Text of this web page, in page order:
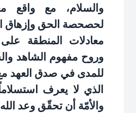
والسلام، مع واقع
لحصحصة الحق وإزهاق
معادلات المنطقة
وروح مفهوم الشاهد
للمدى في صدق العهد مع
الذي لا يعرف
والأمّة أن تحقّق وعد الله